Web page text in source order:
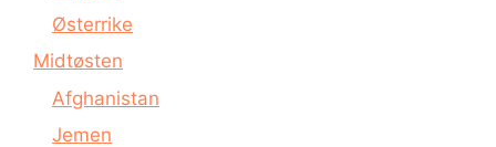
Østerrike
Midtøsten
Afghanistan
Jemen